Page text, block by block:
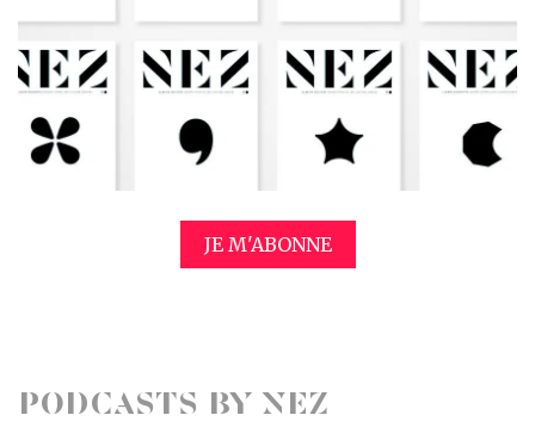
JE M'ABONNE
Podcasts by Nez